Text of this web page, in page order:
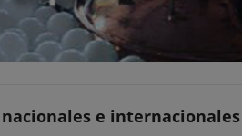
e internacionales